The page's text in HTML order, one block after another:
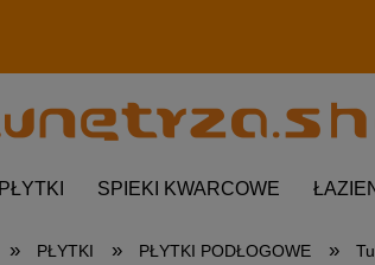
PŁYTKI SPIEKI KWARCOWE
» PŁYTKI » PŁYTKI PODŁOGOWE »